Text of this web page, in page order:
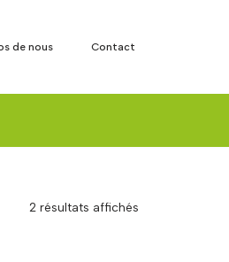
de nous Contact
2 résultats affichés